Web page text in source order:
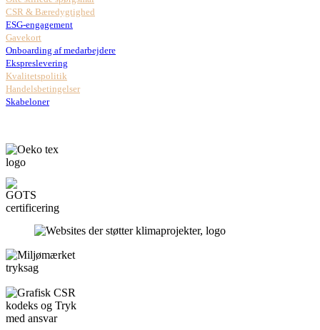
CSR & Bæredygtighed
ESG-engagement
Gavekort
Onboarding af medarbejdere
Ekspreslevering
Kvalitetspolitik
Handelsbetingelser
Skabeloner